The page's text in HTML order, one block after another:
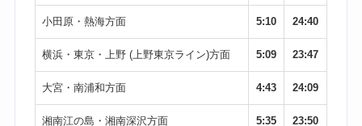
小田原・熱海方面 5:10 24:40
横浜・東京・上野 (上野東京ライン)方面 5:09 23:47
大宮・南浦和方面 4:43 24:09
湘南江の島・湘南深沢方面 5:35 23:50